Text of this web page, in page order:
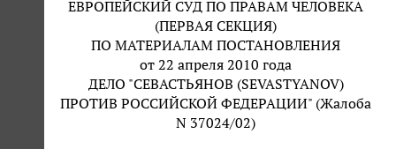
ЕВРОПЕЙСКИЙ СУД ПО ПРАВАМ ЧЕЛОВЕКА
(ПЕРВАЯ СЕКЦИЯ)
ПО МАТЕРИАЛАМ ПОСТАНОВЛЕНИЯ
от 22 апреля 2010 года
ДЕЛО "СЕВАСТЬЯНОВ (SEVASTYANOV)
ПРОТИВ РОССИЙСКОЙ ФЕДЕРАЦИИ" (Жалоба
N 37024/02)